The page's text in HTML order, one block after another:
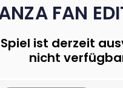
FAN
Spiel ist derzeit
nicht